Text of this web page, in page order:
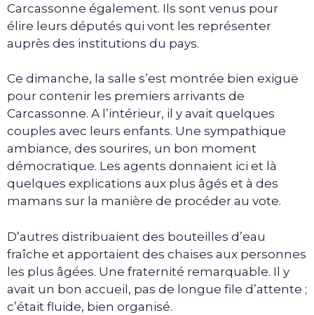
Carcassonne également. Ils sont venus pour
élire leurs députés qui vont les représenter
auprès des institutions du pays.
Ce dimanche, la salle s’est montrée bien exiguë
pour contenir les premiers arrivants de
Carcassonne. A l’intérieur, il y avait quelques
couples avec leurs enfants. Une sympathique
ambiance, des sourires, un bon moment
démocratique. Les agents donnaient ici et là
quelques explications aux plus âgés et à des
mamans sur la manière de procéder au vote.
D’autres distribuaient des bouteilles d’eau
fraîche et apportaient des chaises aux personnes
les plus âgées. Une fraternité remarquable. Il y
avait un bon accueil, pas de longue file d’attente ;
c’était fluide, bien organisé.